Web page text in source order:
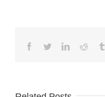
Facebook
TwitterLinkedinReddit